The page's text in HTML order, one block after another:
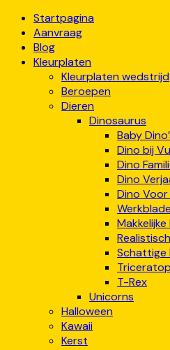
Startpagina
Aanvraag
Blog
Kleurplaten
Kleurplaten wedstrijd
Beroepen
Dieren
Dinosaurus
Baby
Dino bij
Dino
Dino
Dino
Makkelijke
Schattige
T-Rex
Unicorns
Halloween
Kawaii
Kerst